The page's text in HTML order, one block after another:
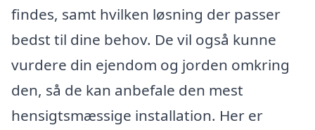
findes, samt hvilken løsning der passer
bedst til dine behov. De vil også kunne
vurdere din ejendom og jorden omkring
den, så de kan anbefale den mest
hensigtsmæssige installation. Her er